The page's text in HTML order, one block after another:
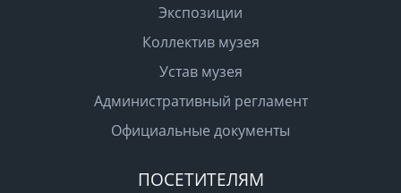
Экспозиции
Коллектив музея
Устав музея
Административный регламент
Официальные документы
ПОСЕТИТЕЛЯМ